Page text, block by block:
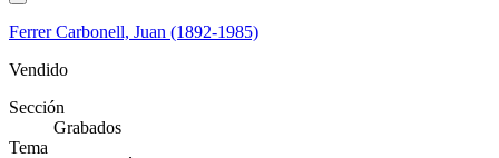
Ferrer Carbonell, Juan (1892-1985)
Vendido
Sección
Grabados
Tema